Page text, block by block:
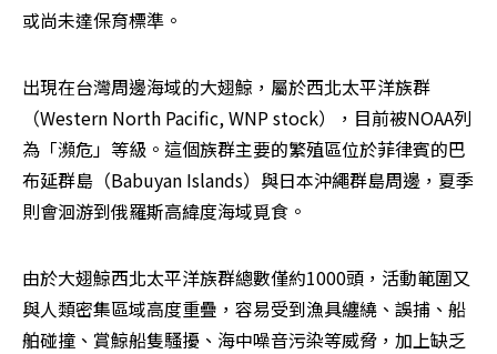
或尚未達保育標準。
出現在台灣周邊海域的大翅鯨，屬於西北太平洋族群
（Western North Pacific, WNP stock），目前被NOAA列
為「瀕危」等級。這個族群主要的繁殖區位於菲律賓的巴
布延群島（Babuyan Islands）與日本沖繩群島周邊，夏季
則會洄游到俄羅斯高緯度海域覓食。
由於大翅鯨西北太平洋族群總數僅約1000頭，活動範圍又
與人類密集區域高度重疊，容易受到漁具纏繞、誤捕、船
舶碰撞、賞鯨船隻騷擾、海中噪音污染等威脅，加上缺乏